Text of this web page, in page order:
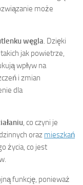
może
węgla. Dzięki
jak powietrze,
wpływ na
i zmian
dla
, co czyni je
oraz mieszkań
życia, co jest
funkcję, ponieważ